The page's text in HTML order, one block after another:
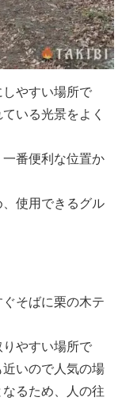
やすい場所で
いる光景をよく
一番便利な位置か
使用できるグル
そばに栗の木テ
やすい場所で
いので人気の場
るため、人の往